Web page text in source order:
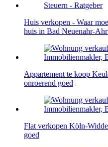
Huis verkopen - Waar
huis in Bad Neuenahr-
Appartement te koop
onroerend goed
Flat verkopen Köln-
goed